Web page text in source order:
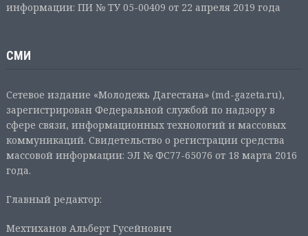
информации: ПИ № ТУ 05-00409 от 22 апреля 2019 года
СМИ
Сетевое издание «Молодежь Дагестана» (md-gazeta.ru),
зарегистрирован Федеральной службой по надзору в
сфере связи, информационных технологий и массовых
коммуникаций. Свидетельство о регистрации средства
массовой информации: ЭЛ № ФС77-65076 от 18 марта 2016
года.
Главный редактор:
Мехтиханов Альберт Гусейнович